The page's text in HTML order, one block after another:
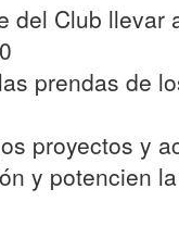
del Club llevar
prendas de
proyectos y
y potencien